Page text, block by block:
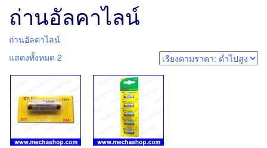
ถ่านอัลคาไลน์
ถ่านอัลคาไลน์
แสดงทั้งหมด 2